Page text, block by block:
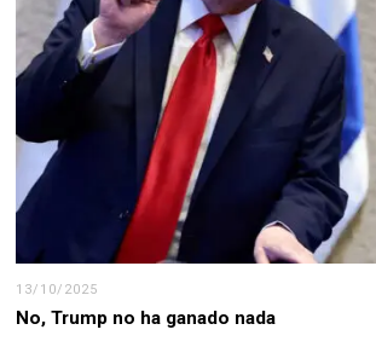
13/10/2025
No, Trump no ha ganado nada